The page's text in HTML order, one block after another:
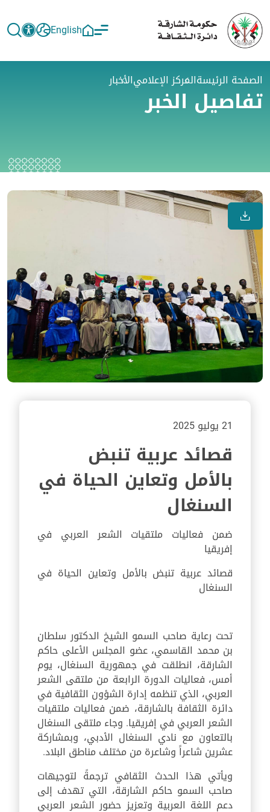
English
الصفحة الرئيسةالمركز الإعلاميالأخبار
تفاصيل الخبر
21 يوليو 2025
قصائد عربية تنبض
بالأمل وتعاين الحياة في
السنغال
ضمن فعاليات ملتقيات الشعر العربي في
إفريقيا
قصائد عربية تنبض بالأمل وتعاين الحياة في
السنغال
تحت رعاية صاحب السمو الشيخ الدكتور سلطان
بن محمد القاسمي، عضو المجلس الأعلى حاكم
الشارقة، انطلقت في جمهورية السنغال، يوم
أمس، فعاليات الدورة الرابعة من ملتقى الشعر
العربي، الذي تنظمه إدارة الشؤون الثقافية في
دائرة الثقافة بالشارقة، ضمن فعاليات ملتقيات
الشعر العربي في إفريقيا. وجاء ملتقى السنغال
بالتعاون مع نادي السنغال الأدبي، وبمشاركة
عشرين شاعراً وشاعرة من مختلف مناطق البلاد.
ويأتي هذا الحدث الثقافي ترجمةً لتوجيهات
صاحب السمو حاكم الشارقة، التي تهدف إلى
دعم اللغة العربية وتعزيز حضور الشعر العربي